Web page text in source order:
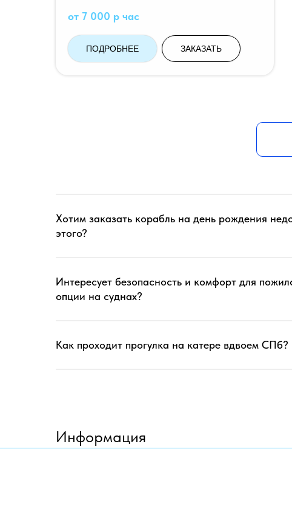
от 7 000 р час
ПОДРОБНЕЕ ЗАКАЗАТЬ
Хотим заказать корабль на день рождения
этого?
Интересует безопасность и комфорт для
опции на суднах?
Как проходит прогулка на катере вдвоем СПб?
Информация